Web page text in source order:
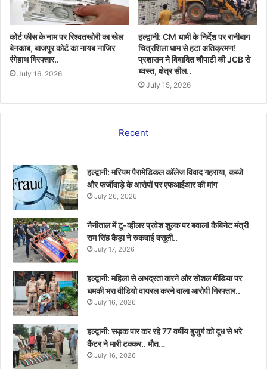
कोर्ट फीस के नाम पर रिश्वतखोरी का खेल
बेनकाब, बाजपुर कोर्ट का नायब नाजिर
रंगेहाथ गिरफ्तार..
July 16, 2026
हल्द्वानी: CM धामी के निर्देश पर रानीबाग
चित्रशिला धाम से हटा अतिक्रमण!
प्रशासन ने विवादित चौपाटी की JCB से
ध्वस्त, क्षेत्र सील..
July 15, 2026
Recent
हल्द्वानी: मरियम पैरामेडिकल कॉलेज विवाद गहराया, कब्जे
और फर्जीवाड़े के आरोपों पर एफआईआर की मांग
July 26, 2026
नैनीताल में टू-व्हीलर प्रवेश शुल्क पर बवाल! कैबिनेट मंत्री
राम सिंह कैड़ा ने रुकवाई वसूली..
July 17, 2026
हल्द्वानी: महिला से अभद्रता करने और सोशल मीडिया पर
धमकी भरा वीडियो वायरल करने वाला आरोपी गिरफ्तार..
July 16, 2026
हल्द्वानी: सड़क पार कर रहे 77 वर्षीय बुजुर्ग को दूध से भरे
कैंटर ने मारी टक्कर.. मौत…
July 16, 2026